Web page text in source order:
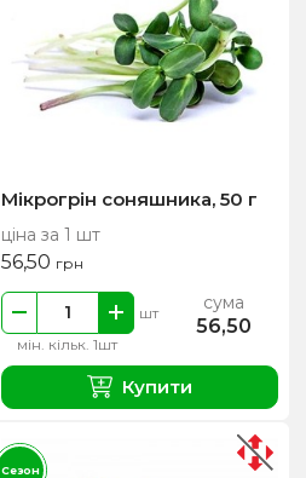
Мікрогрін соняшника, 50 г
ціна за 1 шт
56,50 грн
мін. кільк. 1шт
шт сума
56,50
Купити
Сезон